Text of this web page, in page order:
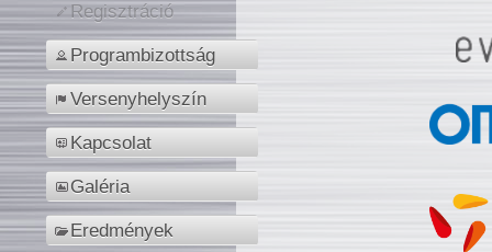
Regisztráció
Programbizottság
Versenyhelyszín
Kapcsolat
Galéria
Eredmények